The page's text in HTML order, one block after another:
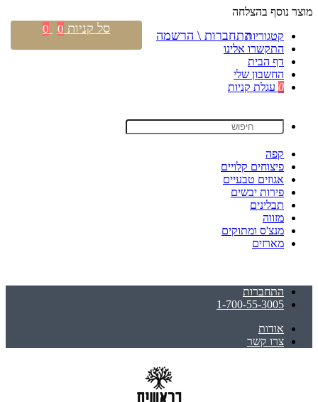
מוצר נוסף בהצלחה
קטגוריות
התקשרו אלינו
דף הבית
החשבון שלי
0 עגלת קניות
קפה
פיצוחים קלויים
אגוזים טבעיים
פירות יבשים
תבלינים
מזווה
מנצ'ס ומתוקים
מארזים
התחברות
1-700-55-3005
אודות
צרו קשר
התחברות \ הרשמה סל קניות 0
0